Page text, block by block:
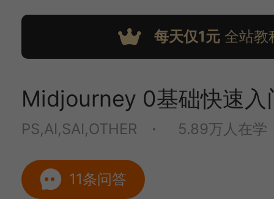
每天仅1元全站教
Midjourney 0基础快速入
PS,AI,SAI,OTHER 5.89万人在学
11条问答